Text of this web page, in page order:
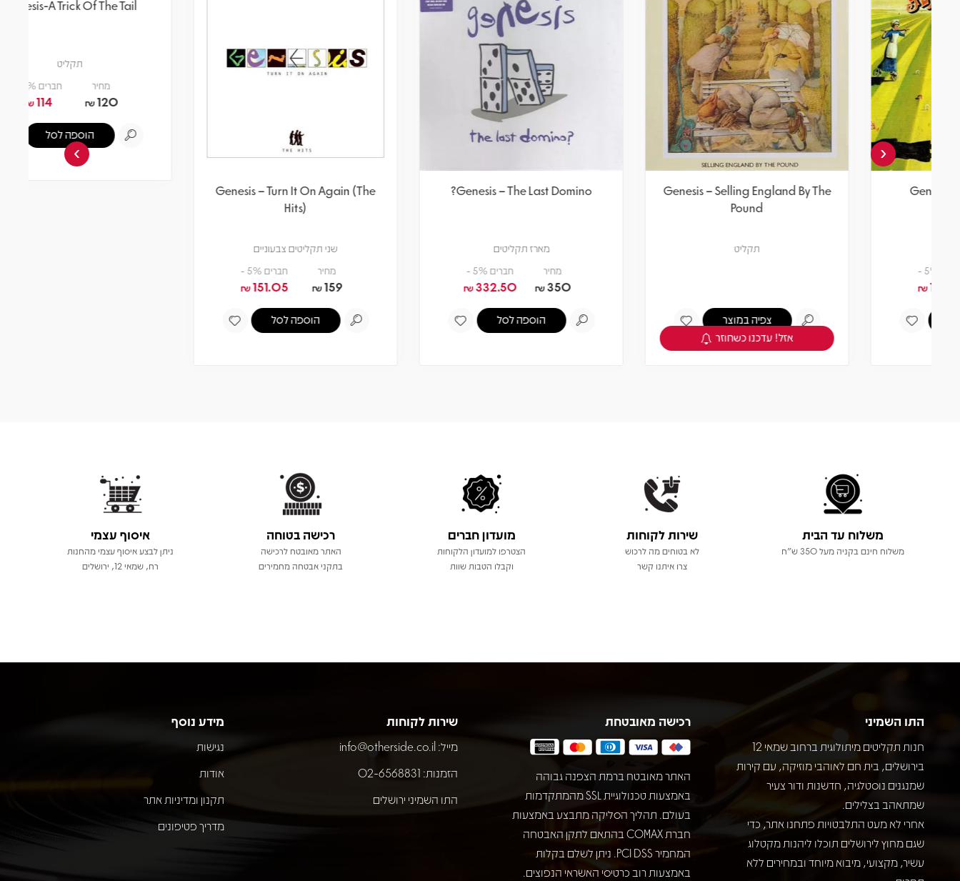
Genesis – Selling England By The
צפיה במוצר
אזל! עדכנו כשחוזר
Genesis – The Last Domino?
חברים 5% -
332.50
₪
הוספה לסל
Genesis – Turn It On Again (The
שני תקליטים צבעוניים
חברים 5% -
151.05
₪
הוספה לסל
‹
›
משלוח עד הבית
משלוח חינם בקניה מעל 350 ש"ח
שירות לקוחות
לא בטוחים מה לרכוש
צרו איתנו קשר
מועדון חברים
הצטרפו למועדון הלקוחות
וקבלו הטבות שוות
רכישה בטוחה
האתר מאובטח לרכישה
בתקני אבטחה מחמירים
איסוף עצמי
ניתן לבצע איסוף עצמי מהחנות
רח, שמאי 12, ירושלים
התו השמיני
חנות תקליטים מיתולוגית ברחוב שמאי 12
בירושלים, בית חם לאוהבי מוזיקה, עם קירות
שמנגנים נוסטלגיה, חדשנות ודור צעיר
שמתאהב בצלילים.
אחרי לא מעט התלבטויות פתחנו אתר, כדי
שגם מחוץ לירושלים תוכלו ליהנות מקטלוג
עשיר, מקצועי, מיבוא מיוחד ובמחירים ללא
רכישה מאובטחת
האתר מאובטח ברמת הצפנה גבוהה
באמצעות טכנולוגיית SSL מהמתקדמות
בעולם. תהליך הסליקה מתבצע באמצעות
חברת COMAX בהתאם לתקן האבטחה
המחמיר PCI DSS. ניתן לשלם בקלות
באמצעות רוב כרטיסי האשראי הנפוצים.
שירות לקוחות
מייל: info@otherside.co.il
הזמנות: 02-6568831
התו השמיני ירושלים
מידע נוסף
נגישות
אודות
תקנון ומדיניות אתר
מדריך פטיפונים